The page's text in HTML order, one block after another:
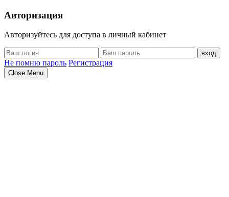
Авторизация
Авторизуйтесь для доступа в личный кабинет
вход
Не помню пароль Регистрация
Close Menu